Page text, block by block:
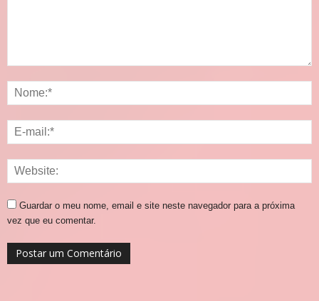
Guardar o meu nome, email e site neste navegador para a próxima
vez que eu comentar.